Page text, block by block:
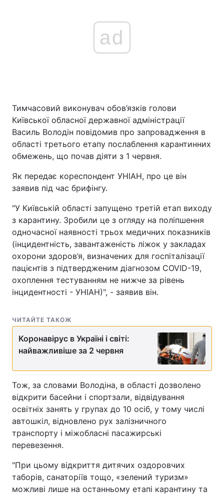
ad
Тимчасовий виконувач обов’язків голови
Київської обласної державної адміністрації
Василь Володін повідомив про запровадження в
області третього етапу послаблення карантинних
обмежень, що почав діяти з 1 червня.
Як передає кореспондент УНІАН, про це він
заявив під час брифінгу.
"У Київській області запущено третій етап виходу
з карантину. Зробили це з огляду на поліпшення
одночасної наявності трьох медичних показників
(інцидентність, завантаженість ліжок у закладах
охорони здоров’я, визначених для госпіталізації
пацієнтів з підтвердженим діагнозом COVID-19,
охоплення тестуванням не нижче за рівень
інцидентності - УНІАН)", - заявив він.
ЧИТАЙТЕ ТАКОЖ
Коронавірус в Україні і світі:
найважливіше за 2 червня
Тож, за словами Володіна, в області дозволено
відкрити басейни і спортзали, відвідування
освітніх занять у групах до 10 осіб, у тому числі
автошкіл, відновлено рух залізничного
транспорту і міжобласні пасажирські
перевезення.
"При цьому відкриття дитячих оздоровчих
таборів, санаторіїв тощо, «зелений туризм»
можливі лише на останньому етапі карантину та